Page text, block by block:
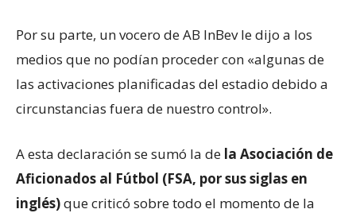
Por su parte, un vocero de AB InBev le dijo a los
medios que no podían proceder con «algunas de
las activaciones planificadas del estadio debido a
circunstancias fuera de nuestro control».
A esta declaración se sumó la de la Asociación de
Aficionados al Fútbol (FSA, por sus siglas en
inglés)que criticó sobre todo el momento de la